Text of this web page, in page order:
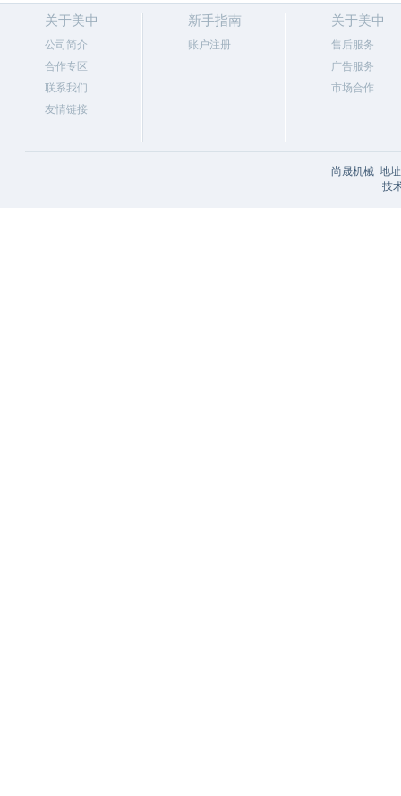
关于美中
公司简介
合作专区
联系我们
友情链接
新手指南
账户注册
关于美中
售后服务
广告服务
市场合作
尚晟机械 地
技